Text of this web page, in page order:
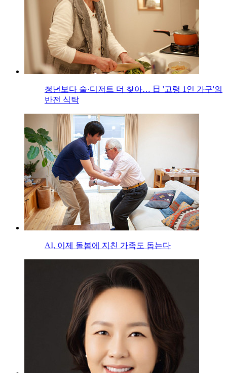
청년보다 술·디저트 더 찾아… 日 '고령 1인 가구'의
반전 식탁
AI, 이제 돌봄에 지친 가족도 돕는다